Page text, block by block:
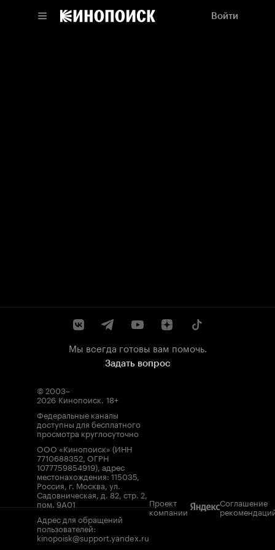
Войти
Мы всегда готовы вам помочь.
Задать вопрос
© 2003–
2026 Кинопоиск. 18+
Федеральные каналы
доступны для бесплатного
просмотра круглосуточно
ООО «Кинопоиск» (ИНН
7710688352, ОГРН
1077759854919), адрес
местонахождения: 115035,
Россия, г. Москва, ул.
Садовническая, д. 82, стр. 2,
пом. 9А01
Адрес для обращений
пользователей:
kinopoisk@support.yandex.ru
Проект
компании
Соглашение